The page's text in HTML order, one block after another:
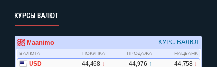
КУРСЫ ВАЛЮТ